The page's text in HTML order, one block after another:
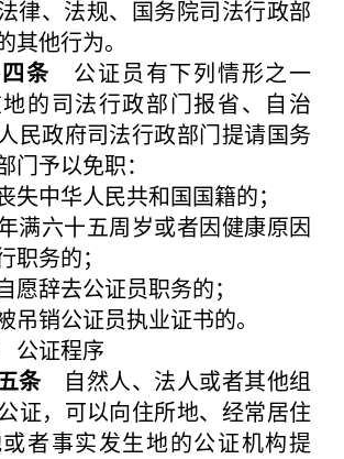
、法规、国务院司法行政部
其他行为。
条 公证员有下列情形之一
的司法行政部门报省、自治
民政府司法行政部门提请国务
门予以免职：
中华人民共和国国籍的；
六十五周岁或者因健康原因
职务的；
辞去公证员职务的；
销公证员执业证书的。
公证程序
条自然人、法人或者其他组
证，可以向住所地、经常居住
者事实发生地的公证机构提